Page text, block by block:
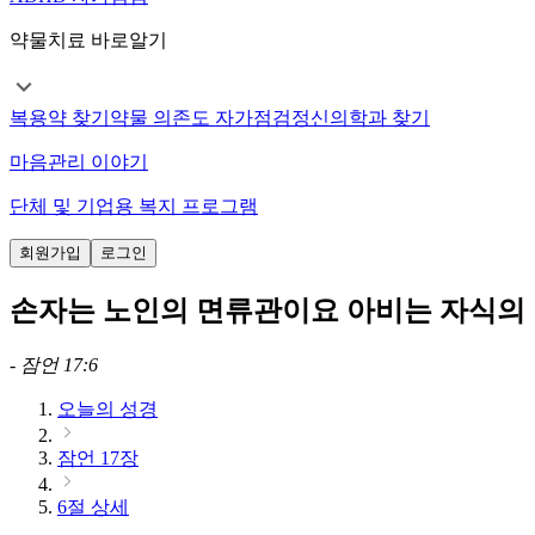
약물치료 바로알기
복용약 찾기 약물 의존도 자가점검정신의학과 찾기
마음관리 이야기
단체 및 기업용 복지 프로그램
회원가입 로그인
손자는 노인의 면류관이요 아비는 자식의
- 잠언 17:6
오늘의 성경
잠언 17장
6절 상세